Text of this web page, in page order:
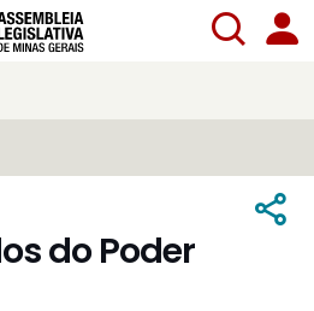
do Poder